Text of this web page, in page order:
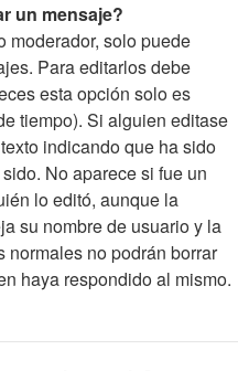
un mensaje?
moderador, solo puede
Para editarlos debe
esta opción solo es
tiempo). Si alguien editase
indicando que ha sido
No aparece si fue un
lo editó, aunque la
su nombre de usuario y la
no podrán borrar
haya respondido al mismo.